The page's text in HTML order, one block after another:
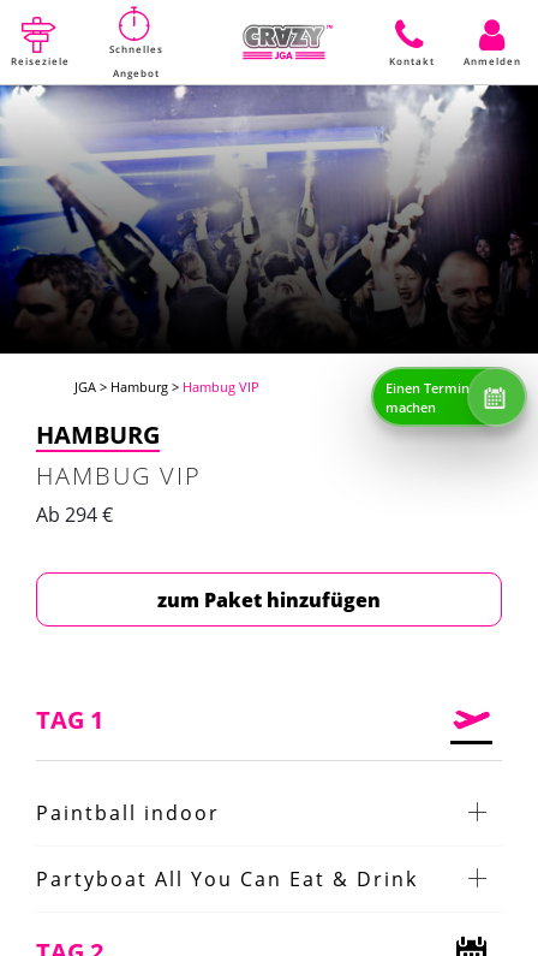
Reiseziele
Schnelles
Angebot
Kontakt Anmelden
JGA > Hamburg > Hambug VIP
HAMBURG
HAMBUG VIP
Ab 294 €
zum Paket hinzufügen
TAG 1
Paintball indoor
Partyboat All You Can Eat & Drink
Einen Termin
machen